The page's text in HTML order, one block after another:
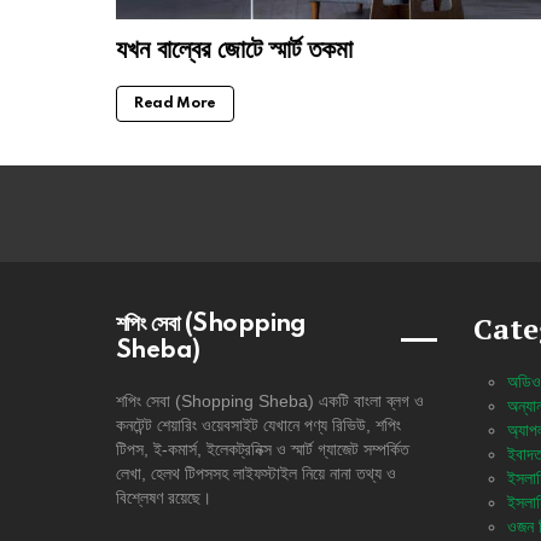
যখন বাল্বের জোটে স্মার্ট তকমা
Read More
শপিং সেবা (Shopping
Sheba)
শপিং সেবা (Shopping Sheba) একটি বাংলা ব্লগ ও
কনটেন্ট শেয়ারিং ওয়েবসাইট যেখানে পণ্য রিভিউ, শপিং
টিপস, ই-কমার্স, ইলেকট্রনিক্স ও স্মার্ট গ্যাজেট সম্পর্কিত
লেখা, হেলথ টিপসসহ লাইফস্টাইল নিয়ে নানা তথ্য ও
বিশ্লেষণ রয়েছে।
অডিও
ওজন